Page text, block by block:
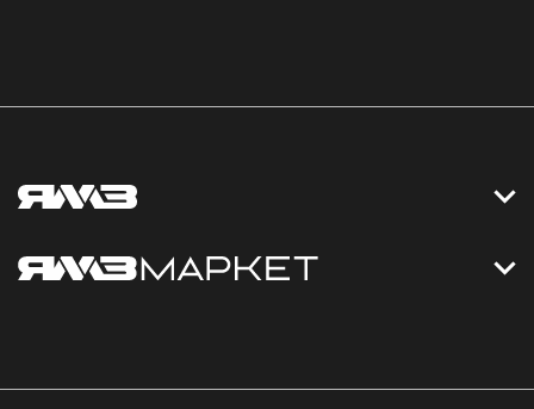
Контакты